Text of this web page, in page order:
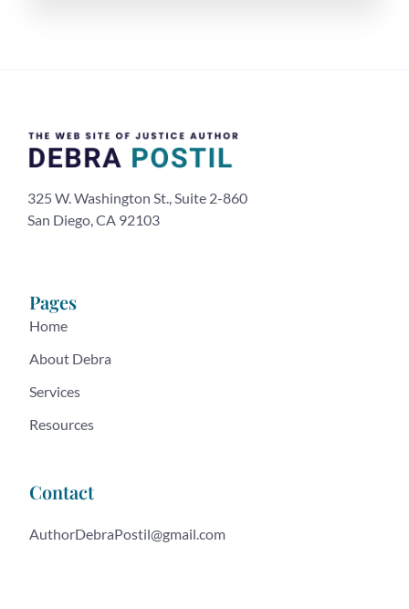
325 W. Washington St., Suite 2-860
San Diego, CA 92103
Pages
Home
About Debra
Services
Resources
Contact
AuthorDebraPostil@gmail.com